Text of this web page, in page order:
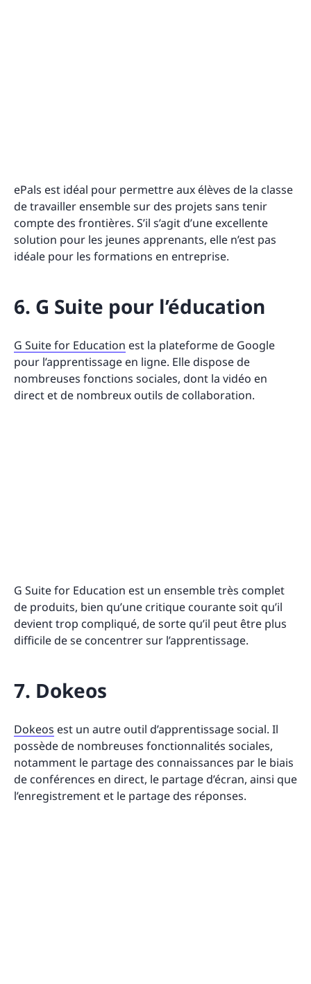
ePals est idéal pour permettre aux élèves de la classe
de travailler ensemble sur des projets sans tenir
compte des frontières. S’il s’agit d’une excellente
solution pour les jeunes apprenants, elle n’est pas
idéale pour les formations en entreprise.
6. G Suite pour l’éducation
G Suite for Education est la plateforme de Google
pour l’apprentissage en ligne. Elle dispose de
nombreuses fonctions sociales, dont la vidéo en
direct et de nombreux outils de collaboration.
G Suite for Education est un ensemble très complet
de produits, bien qu’une critique courante soit qu’il
devient trop compliqué, de sorte qu’il peut être plus
difficile de se concentrer sur l’apprentissage.
7. Dokeos
Dokeos est un autre outil d’apprentissage social. Il
possède de nombreuses fonctionnalités sociales,
notamment le partage des connaissances par le biais
de conférences en direct, le partage d’écran, ainsi que
l’enregistrement et le partage des réponses.